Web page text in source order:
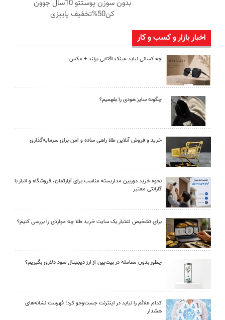
بدون سوزن پوستتو 10سال جوون
کن50%تخفیف پاییزی
اخبار بازار و کسب و کار
چه کسانی نباید عینک آفتابی بزنند + عکس
چگونه سایز هودی را بفهمیم؟
خرید و فروش آنلاین طلا راهی ساده و امن برای سرمایه‌گذاری
نحوه خرید دوربین مداربسته مناسب برای آپارتمان، فروشگاه و انبار با
گارانتی معتبر
برای تشخیص اعتبار یک سایت خرید طلا چه مواردی را بررسی کنیم؟
چطور بدون معامله در بیت‌پین از ارز دیجیتال سود دلاری بگیریم؟
کدام علائم را نباید در اینترنت جست‌وجو کرد؛ فهرست نشانه‌های
هشدار